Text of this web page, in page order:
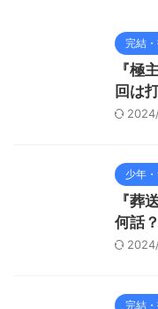
完結
『極
回は
少年
『葬
何話
完結